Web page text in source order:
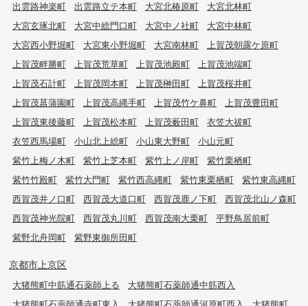
出雲路神楽町 出雲路立テ本町 大宮北椿原町
大宮北林町
大宮玄琢北町
大宮中総門口町 大宮中ノ社町
大宮中林町
大宮西小野堀町
大宮東小野堀町 大宮南林町
上賀茂朝露ケ原町
上賀茂畔勝町
上賀茂荒草町 上賀茂池殿町
上賀茂池端町
上賀茂石計町
上賀茂岡本町 上賀茂榊田町
上賀茂桜井町
上賀茂菖蒲園町
上賀茂高縄手町 上賀茂竹ケ鼻町
上賀茂豊田町
上賀茂東後藤町
上賀茂松本町 上賀茂薮田町
衣笠大祓町
衣笠西馬場町
小山北上総町 小山東大野町
小山元町
紫竹上梅ノ木町
紫竹上芝本町 紫竹上ノ岸町
紫竹栗栖町
紫竹竹殿町
紫竹大門町 紫竹西高縄町 紫竹東栗栖町
紫竹東高縄町
西賀茂井ノ口町
西賀茂大道口町 西賀茂鹿ノ下町
西賀茂北山ノ森町
西賀茂神光院町
西賀茂丸川町 西賀茂南大栗町
平野鳥居前町
紫野北舟岡町
紫野東御所田町
京都市上京区
大猪熊町中筋通石薬師上る
大猪熊町石薬師通中筋西入